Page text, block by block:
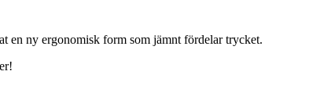
en ny ergonomisk form som jämnt fördelar trycket.